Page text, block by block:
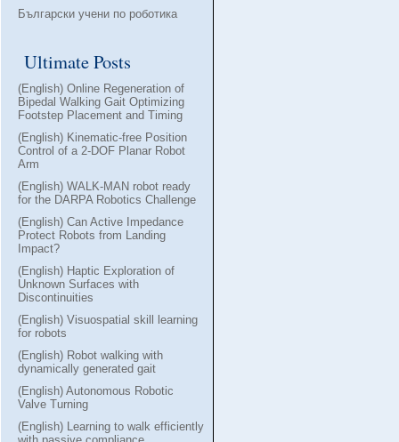
Български учени по роботика
Ultimate Posts
(English) Online Regeneration of
Bipedal Walking Gait Optimizing
Footstep Placement and Timing
(English) Kinematic-free Position
Control of a 2-DOF Planar Robot
Arm
(English) WALK-MAN robot ready
for the DARPA Robotics Challenge
(English) Can Active Impedance
Protect Robots from Landing
Impact?
(English) Haptic Exploration of
Unknown Surfaces with
Discontinuities
(English) Visuospatial skill learning
for robots
(English) Robot walking with
dynamically generated gait
(English) Autonomous Robotic
Valve Turning
(English) Learning to walk efficiently